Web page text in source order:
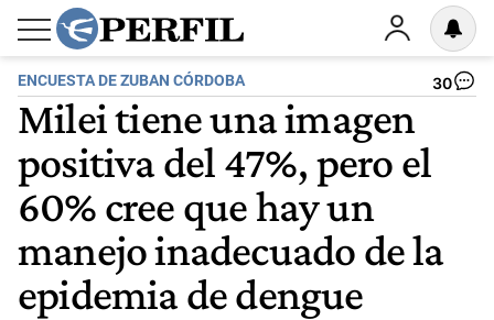
ENCUESTA DE ZUBAN CÓRDOBA 30
Milei tiene una imagen
positiva del 47%, pero el
60% cree que hay un
manejo inadecuado de la
epidemia de dengue